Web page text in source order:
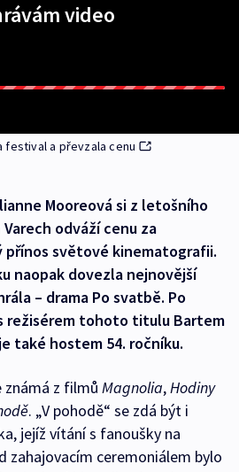
video
festival a převzala cenu
Mooreová si z letošního
odváží cenu za
přínos světové kinematografii.
naopak dovezla nejnovější
– drama Po svatbě. Po
režisérem tohoto titulu Bartem
také hostem 54. ročníku.
známá z filmů Magnolia,Hodiny
. „V pohodě“ se zdá být i
jejíž vítání s fanoušky na
zahajovacím ceremoniálem bylo